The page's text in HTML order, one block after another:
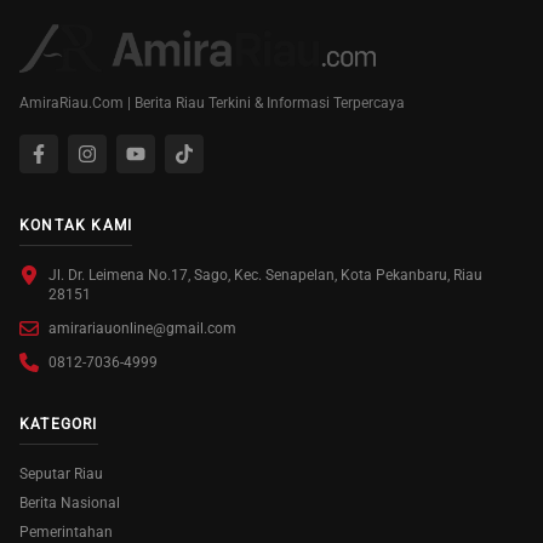
AmiraRiau.Com | Berita Riau Terkini & Informasi Terpercaya
KONTAK KAMI
Jl. Dr. Leimena No.17, Sago, Kec. Senapelan, Kota Pekanbaru, Riau
28151
amirariauonline@gmail.com
0812-7036-4999
KATEGORI
Seputar Riau
Berita Nasional
Pemerintahan